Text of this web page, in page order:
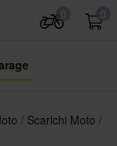
Scarichi Moto